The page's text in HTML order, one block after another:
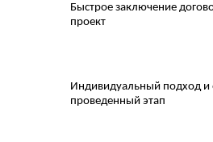
Быстрое заключение
проект
Индивидуальный подход и
проведенный этап